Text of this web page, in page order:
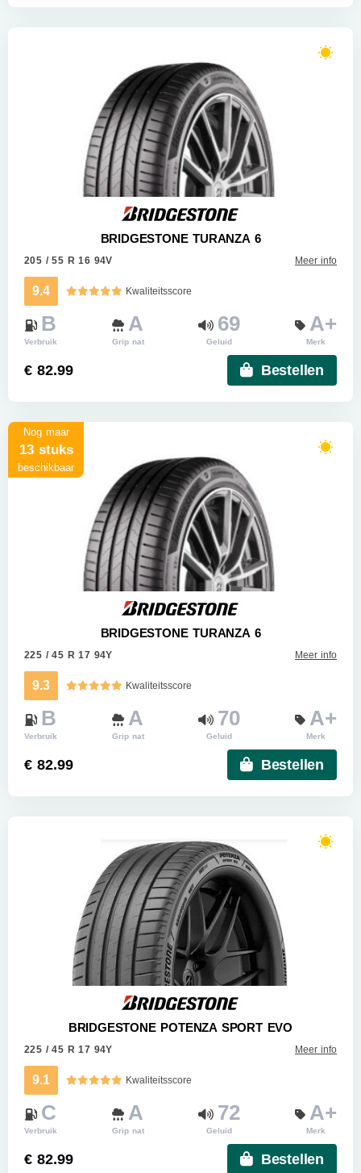
BRIDGESTONE TURANZA 6
205 / 55 R 16 94V Meer info
9.4 Kwaliteitsscore
B
Verbruik
A
Grip nat
69
Geluid
A+
Merk
€ 82.99 Bestellen
Nog maar
13 stuks
beschikbaar
BRIDGESTONE TURANZA 6
225 / 45 R 17 94Y Meer info
9.3 Kwaliteitsscore
B
Verbruik
A
Grip nat
70
Geluid
A+
Merk
€ 82.99 Bestellen
BRIDGESTONE POTENZA SPORT EVO
225 / 45 R 17 94Y Meer info
9.1 Kwaliteitsscore
C
Verbruik
A
Grip nat
72
Geluid
A+
Merk
€ 82.99 Bestellen